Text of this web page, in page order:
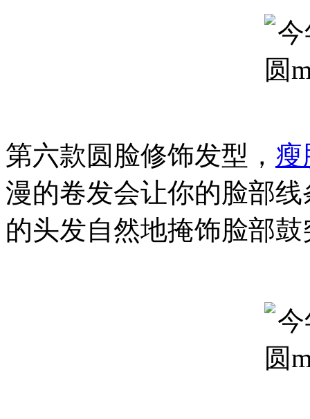
第六款圆脸修饰发型， 瘦
漫的卷发会让你的脸部
的头发自然地掩饰脸部